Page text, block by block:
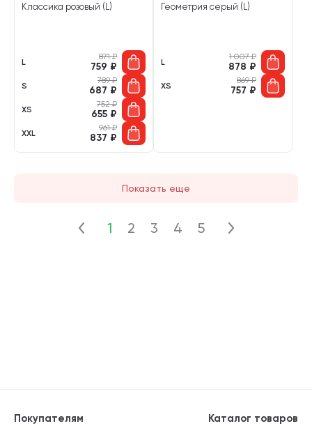
Классика розовый (L)
L
871₽
759 ₽
S
789₽
687 ₽
XS
752₽
655 ₽
XXL
961₽
837 ₽
Геометрия серый (L)
L
1 007₽
878 ₽
XS
869₽
757 ₽
Показать еще
1 2 3 4 5
Каталог товаров
Покупателям